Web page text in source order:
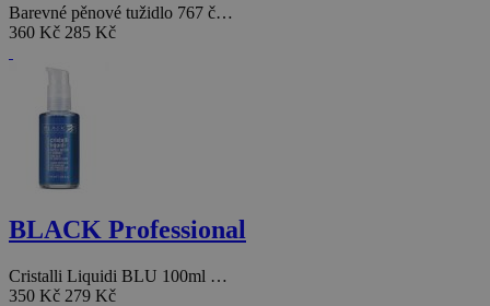
Barevné pěnové tužidlo 767 č…
360 Kč 285 Kč
BLACK Professional
Cristalli Liquidi BLU 100ml …
350 Kč 279 Kč